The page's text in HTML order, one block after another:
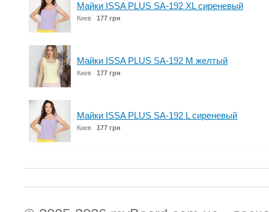
Майки ISSA PLUS SA-192 XL сиреневый
Киев 177 грн
Майки ISSA PLUS SA-192 M желтый
Киев 177 грн
Майки ISSA PLUS SA-192 L сиреневый
Киев 177 грн